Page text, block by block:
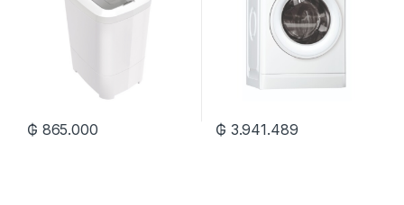
₲ 865.000 ₲ 3.941.489